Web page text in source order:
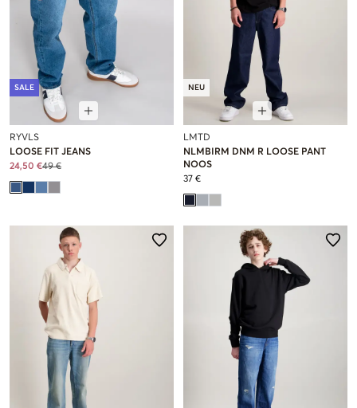
SALE
RYVLS
LOOSE FIT JEANS
24,50 €49 €
NEU
LMTD
NLMBIRM DNM R LOOSE PANT
NOOS
37 €